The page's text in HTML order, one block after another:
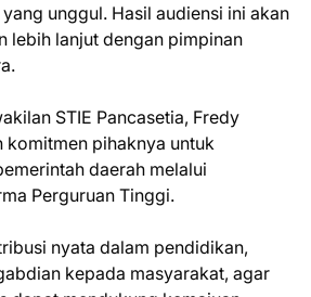
unggul. Hasil audiensi ini akan
lebih lanjut dengan pimpinan
STIE Pancasetia, Fredy
komitmen pihaknya untuk
daerah melalui
Perguruan Tinggi.
nyata dalam pendidikan,
kepada masyarakat, agar